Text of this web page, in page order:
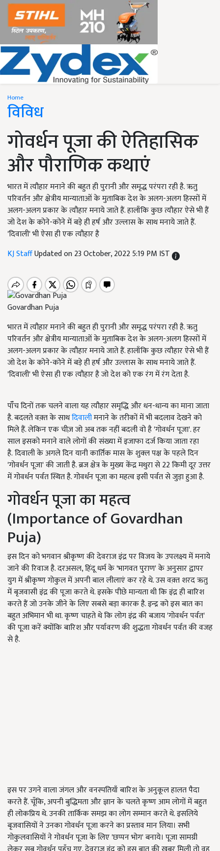
Home
विविध
गोवर्धन पूजा की ऐतिहासिक
और पौराणिक कथाएं
भारत में त्यौहार मनाने की बहुत ही पुरानी और समृद्ध परंपरा रही है. ऋतु
परिवर्तन और क्षेत्रीय मान्याताओं के मुताबिक देश के अलग-अलग हिस्सों में
अलग-अलग प्रकार के त्यौहार मनाये जाते हैं. हालाँकि कुछ त्यौहार ऐसे भी हैं
जो देश के कोने-कोने में बड़े ही हर्ष और उल्लास के साथ मनाये जाते हैं.
'दिवाली' भी ऐसा ही एक त्यौहार है
KJ StaffUpdated on 23 October, 2022 5:19 PM IST
Govardhan Puja
भारत में त्यौहार मनाने की बहुत ही पुरानी और समृद्ध परंपरा रही है. ऋतु
परिवर्तन और क्षेत्रीय मान्याताओं के मुताबिक देश के अलग-अलग हिस्सों में
अलग-अलग प्रकार के त्यौहार मनाये जाते हैं. हालाँकि कुछ त्यौहार ऐसे भी हैं
जो देश के कोने-कोने में बड़े ही हर्ष और उल्लास के साथ मनाये जाते हैं.
'दिवाली' भी ऐसा ही एक त्यौहार है जो देश को एक रंग में रंग देता है.
पॉँच दिनों तक चलने वाला यह त्यौहार समृद्धि और धन-धान्य का माना जाता
है. बदलते वक़्त के साथदिवालीमनाने के तरीकों में भी बदलाव देखने को
मिले हैं. लेकिन एक चीज़ जो अब तक नहीं बदली वो है 'गोवर्धन पूजा'. हर
साल इसको मनाने वाले लोगों की संख्या में इजाफा दर्ज किया जाता रहा
है. दिवाली के अगले दिन यानी कार्तिक मास के शुक्ल पक्ष के पहले दिन
'गोवर्धन पूजा' की जाती है. ब्रज क्षेत्र के मुख्य केंद्र मथुरा से 22 किमी दूर उत्तर
में गोवर्धन पर्वत स्थित है. गोवर्धन पूजा का महत्व इसी पर्वत से जुड़ा हुआ है.
गोवर्धन पूजा का महत्व
(Importance of Govardhan
Puja)
इस दिन को भगवान श्रीकृष्ण की देवराज इंद्र पर विजय के उपलक्ष्य में मनाये
जाने की रिवाज है. दरअसल, हिंदू धर्म के 'भागवत पुराण' के अनुसार द्वापर
युग में श्रीकृष्ण गोकुल में अपनी बाल लीलाएं कर रहे थे. उस वक़्त शरद ऋतु
में बृजवासी इंद्र की पूजा करते थे. इसके पीछे मान्यता थी कि इंद्र ही बारिश
करते हैं जो उनके जीने के लिए सबसे बड़ा कारक है. इन्द्र को इस बात का
बहुत अभिमान भी था. कृष्ण चाहते थे कि लोग इंद्र की बजाय 'गोवर्धन पर्वत'
की पूजा करें क्योंकि बारिश और पर्यावरण की शुद्धता गोवर्धन पर्वत की वजह
से है.
इस पर उगने वाला जंगल और वनस्पतियाँ बारिश के अनुकूल हालत पैदा
करते हैं. चूँकि, अपनी बुद्धिमता और ज्ञान के चलते कृष्ण आम लोगों में बहुत
ही लोकप्रिय थे. उनकी तार्किक समझ का लोग सम्मान करते थे. इसलिये
बृजवासियों ने उनका गोवर्धन पूजा करने का प्रस्ताव मान लिया। सभी
गोकुलवासियों ने गोवर्धन पूजा के लिए 'छप्पन भोग' बनाये। पूजा सामग्री